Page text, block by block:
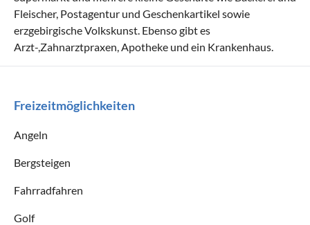
Fleischer, Postagentur und Geschenkartikel sowie
erzgebirgische Volkskunst. Ebenso gibt es
Arzt-,Zahnarztpraxen, Apotheke und ein Krankenhaus.
Freizeitmöglichkeiten
Angeln
Bergsteigen
Fahrradfahren
Golf